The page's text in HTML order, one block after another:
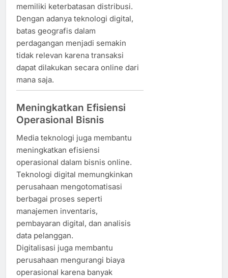
memiliki keterbatasan distribusi.
Dengan adanya teknologi digital,
batas geografis dalam
perdagangan menjadi semakin
tidak relevan karena transaksi
dapat dilakukan secara online dari
mana saja.
Meningkatkan Efisiensi
Operasional Bisnis
Media teknologi juga membantu
meningkatkan efisiensi
operasional dalam bisnis online.
Teknologi digital memungkinkan
perusahaan mengotomatisasi
berbagai proses seperti
manajemen inventaris,
pembayaran digital, dan analisis
data pelanggan.
Digitalisasi juga membantu
perusahaan mengurangi biaya
operasional karena banyak